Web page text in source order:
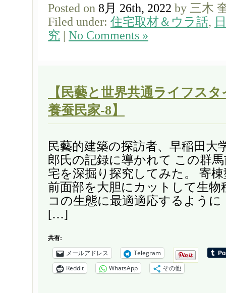
Posted on 8月 26th, 2022 by 三木
Filed under: 住宅取材＆ウラ話,
究
No Comments »
【民藝と世界共通ライフス
養蚕民家-8】
民藝的建築の探訪者、早稲田大
郎氏の記録に導かれて この群
宅を深掘り探究してみた。 寄
前面部を大胆にカットして生物
コの生態に最適適応するように
[…]
共有:
メールアドレス
Telegram
Reddit
WhatsApp その他